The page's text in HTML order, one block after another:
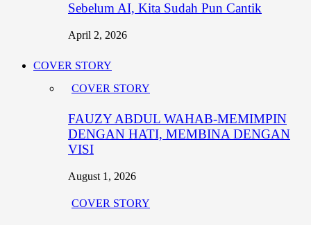
Sebelum AI, Kita Sudah Pun Cantik
April 2, 2026
COVER STORY
COVER STORY
FAUZY ABDUL WAHAB-MEMIMPIN
DENGAN HATI, MEMBINA DENGAN
VISI
August 1, 2026
COVER STORY